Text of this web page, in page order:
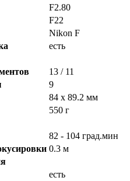
F2.80
F22
Nikon F
есть
13 / 11
9
84 x 89.2 мм
550 г
82 - 104 град.мин
0.3 м
есть